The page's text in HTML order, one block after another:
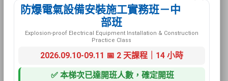
從歐盟陸續發展的能源法令法規及能源管
用結構以及建立能源管理機制，已經成為
防爆電氣設備安裝施工實務班－中
部班
Explosion-proof Electrical Equipment Installation & Construction
Practice Class
2026.09.10-09.11 📅 2 天課程｜14 小時
✅ 本梯次已達開班人數，確定開班